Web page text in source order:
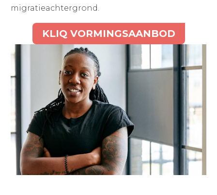
migratieachtergrond.
KLIQ VORMINGSAANBOD